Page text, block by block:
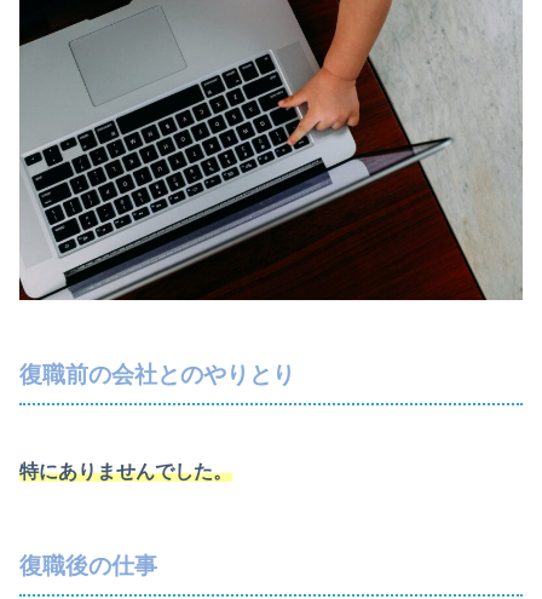
復職前の会社とのやりとり
特にありませんでした。
復職後の仕事